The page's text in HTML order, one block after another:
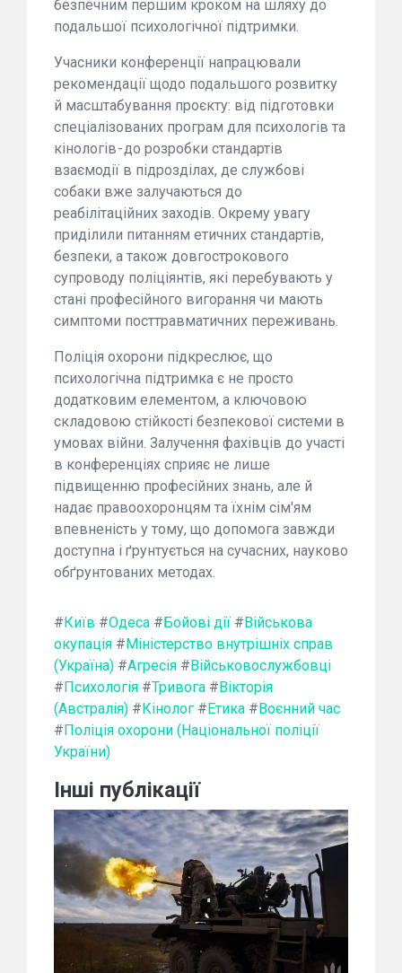
безпечним першим кроком на шляху до
подальшої психологічної підтримки.
Учасники конференції напрацювали
рекомендації щодо подальшого розвитку
й масштабування проєкту: від підготовки
спеціалізованих програм для психологів та
кінологів - до розробки стандартів
взаємодії в підрозділах, де службові
собаки вже залучаються до
реабілітаційних заходів. Окрему увагу
приділили питанням етичних стандартів,
безпеки, а також довгострокового
супроводу поліціянтів, які перебувають у
стані професійного вигорання чи мають
симптоми посттравматичних переживань.
Поліція охорони підкреслює, що
психологічна підтримка є не просто
додатковим елементом, а ключовою
складовою стійкості безпекової системи в
умовах війни. Залучення фахівців до участі
в конференціях сприяє не лише
підвищенню професійних знань, але й
надає правоохоронцям та їхнім сім'ям
впевненість у тому, що допомога завжди
доступна і ґрунтується на сучасних, науково
обґрунтованих методах.
# Київ #Одеса # Бойові дії # Військова
окупація # Міністерство внутрішніх справ
(Україна) #Агресія # Військовослужбовці
# Психологія #Тривога # Вікторія
(Австралія) # Кінолог # Етика # Воєнний час
# Поліція охорони (Національної поліції
України)
Інші публікації